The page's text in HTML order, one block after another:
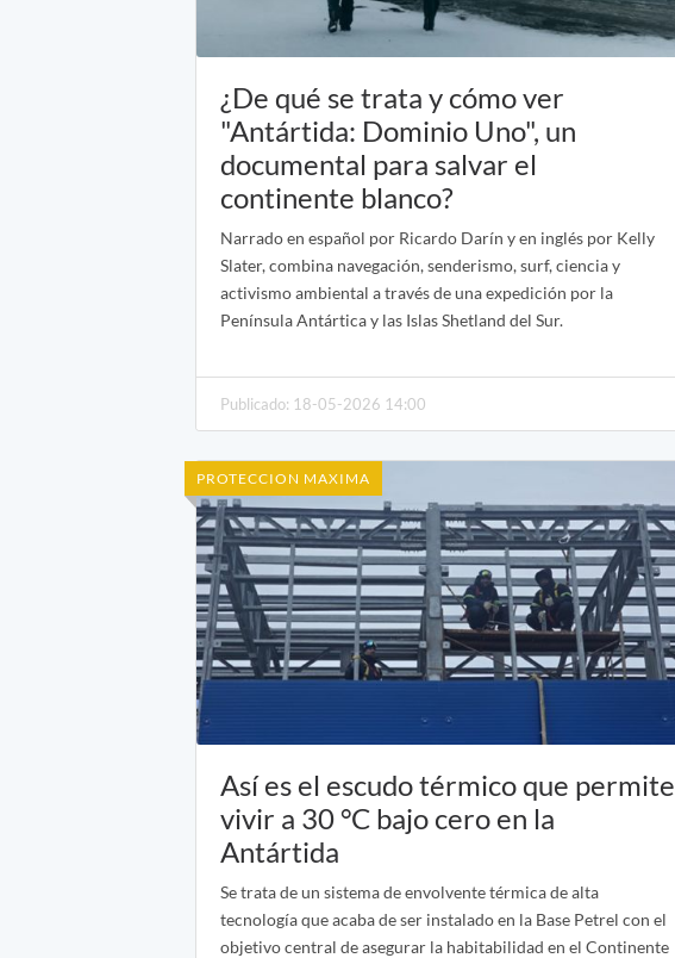
¿De qué se trata y cómo ver
"Antártida: Dominio Uno", un
documental para salvar el
continente blanco?
Narrado en español por Ricardo Darín y en inglés por Kelly
Slater, combina navegación, senderismo, surf, ciencia y
activismo ambiental a través de una expedición por la
Península Antártica y las Islas Shetland del Sur.
Publicado: 18-05-2026 14:00
PROTECCION MAXIMA
Así es el escudo térmico que permite
vivir a 30 °C bajo cero en la
Antártida
Se trata de un sistema de envolvente térmica de alta
tecnología que acaba de ser instalado en la Base Petrel con el
objetivo central de asegurar la habitabilidad en el Continente